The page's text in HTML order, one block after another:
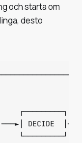
och starta om
desto
│
┌─────────┐
│───►│ DECIDE
└─────────┘